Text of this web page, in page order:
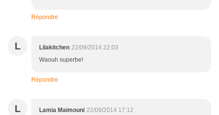
Répondre
L Lilakitchen 22/09/2014 22:03
Waouh superbe!
Répondre
L Lamia Maimouni 22/09/2014 17:12